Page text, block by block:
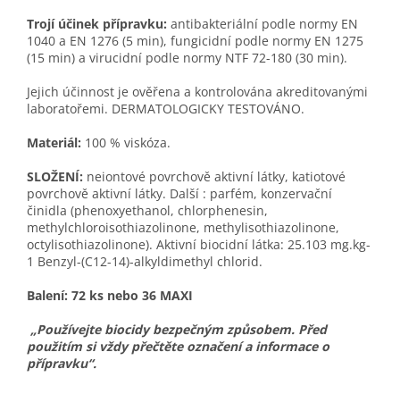
Trojí účinek přípravku: antibakteriální podle normy EN
1040 a EN 1276 (5 min), fungicidní podle normy EN 1275
(15 min) a virucidní podle normy NTF 72-180 (30 min).
Jejich účinnost je ověřena a kontrolována akreditovanými
laboratořemi. DERMATOLOGICKY TESTOVÁNO.
Materiál: 100 % viskóza.
SLOŽENÍ: neiontové povrchově aktivní látky, katiotové
povrchově aktivní látky. Další : parfém, konzervační
činidla (phenoxyethanol, chlorphenesin,
methylchloroisothiazolinone, methylisothiazolinone,
octylisothiazolinone). Aktivní biocidní látka: 25.103 mg.kg-
1 Benzyl-(C12-14)-alkyldimethyl chlorid.
Balení: 72 ks nebo 36 MAXI
„Používejte biocidy bezpečným způsobem. Před
použitím si vždy přečtěte označení a informace o
přípravku“.